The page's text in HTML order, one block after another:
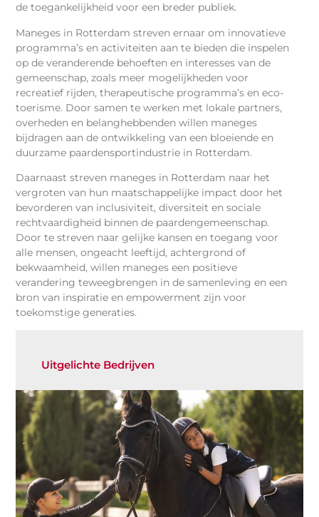
de toegankelijkheid voor een breder publiek.
Maneges in Rotterdam streven ernaar om innovatieve
programma’s en activiteiten aan te bieden die inspelen
op de veranderende behoeften en interesses van de
gemeenschap, zoals meer mogelijkheden voor
recreatief rijden, therapeutische programma’s en eco-
toerisme. Door samen te werken met lokale partners,
overheden en belanghebbenden willen maneges
bijdragen aan de ontwikkeling van een bloeiende en
duurzame paardensportindustrie in Rotterdam.
Daarnaast streven maneges in Rotterdam naar het
vergroten van hun maatschappelijke impact door het
bevorderen van inclusiviteit, diversiteit en sociale
rechtvaardigheid binnen de paardengemeenschap.
Door te streven naar gelijke kansen en toegang voor
alle mensen, ongeacht leeftijd, achtergrond of
bekwaamheid, willen maneges een positieve
verandering teweegbrengen in de samenleving en een
bron van inspiratie en empowerment zijn voor
toekomstige generaties.
Uitgelichte Bedrijven